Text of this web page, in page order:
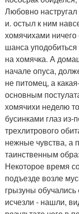
Любовно
и. остыл к ним
хомячихами
шанса уподобиться
на хомячка. А
начале опуса,
не питомец, а
основным
хомячихи неделю
бусинками глаз из-
трехлитрового
нежные чувства, а
таинственным
Некоторое время
подъезде возле
грызуны
исчезли - нашли,